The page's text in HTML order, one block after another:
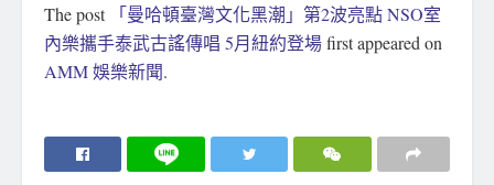
The post
「曼哈頓臺灣文化黑潮」第2波亮點 NSO室
內樂攜手泰武古謠傳唱 5月紐約登場first appeared on
AMM 娛樂新聞.